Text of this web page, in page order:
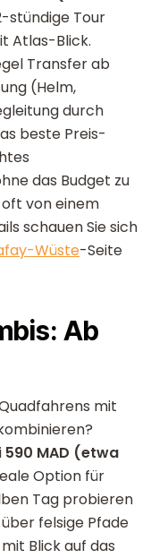
stündige Tour
Atlas-Blick.
Transfer ab
(Helm,
durch
beste Preis-
das Budget zu
von einem
schauen Sie sich
Wüste-Seite
Ab
mit
590 MAD (etwa
Option für
Tag probieren
felsige Pfade
Blick auf das